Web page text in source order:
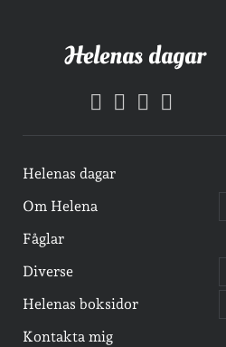
Helenas dagar
facebook
instagram
email-
Helenas dagar
Om Helena
Fåglar
Diverse
Helenas boksidor
Kontakta mig